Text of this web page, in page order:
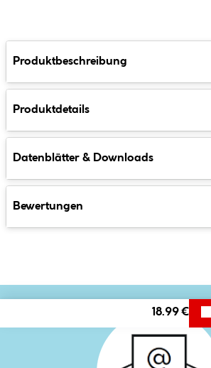
Produktbeschreibung
Produktdetails
Datenblätter & Downloads
Bewertungen
18.99 €